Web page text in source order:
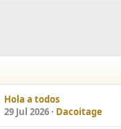
Hola a todos
29 Jul 2026
Dacoitage